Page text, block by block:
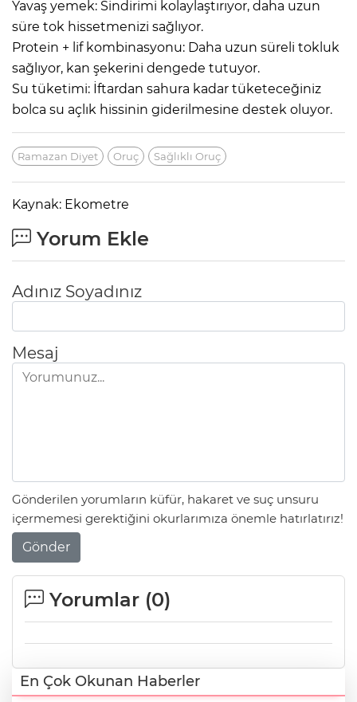
Yavaş yemek: Sindirimi kolaylaştırıyor, daha uzun
süre tok hissetmenizi sağlıyor.
Protein + lif kombinasyonu: Daha uzun süreli tokluk
sağlıyor, kan şekerini dengede tutuyor.
Su tüketimi: İftardan sahura kadar tüketeceğiniz
bolca su açlık hissinin giderilmesine destek oluyor.
Ramazan Diyet Oruç Sağlıklı Oruç
Kaynak: Ekometre
Yorum Ekle
Adınız Soyadınız
Mesaj
Gönderilen yorumların küfür, hakaret ve suç unsuru
içermemesi gerektiğini okurlarımıza önemle hatırlatırız!
Gönder
Yorumlar (0)
En Çok Okunan Haberler